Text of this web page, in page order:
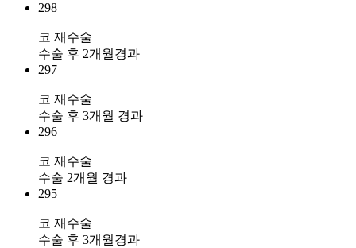
298
코 재수술
수술 후 2개월경과
297
코 재수술
수술 후 3개월 경과
296
코 재수술
수술 2개월 경과
295
코 재수술
수술 후 3개월경과